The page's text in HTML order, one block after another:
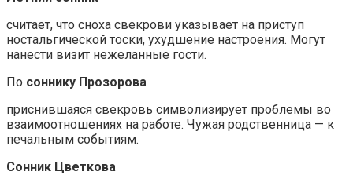
считает, что сноха свекрови указывает на приступ
ностальгической тоски, ухудшение настроения. Могут
нанести визит нежеланные гости.
По соннику Прозорова
приснившаяся свекровь символизирует проблемы во
взаимоотношениях на работе. Чужая родственница — к
печальным событиям.
Сонник Цветкова